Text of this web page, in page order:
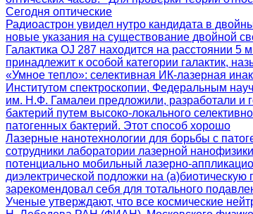
Сегодня оптические
Радиоастрон увидел нутро кандидата в
новые указания на существование двойной
Галактика OJ 287 находится на расстоянии
принадлежит к особой категории галактик,
«Умное тепло»: селективная ИК-лазерная
Институтом спектроскопии, Федеральным
им. Н.Ф. Гамалеи предложили, разработали и
бактерий путем высоко-локального
патогенных бактерий. Этот способ хорошо
Лазерные нанотехнологии для борьбы с
сотрудники лаборатории лазерной
потенциально мобильный лазерно-
диэлектрической подложки на
зарекомендовал себя для тотального
Ученые утверждают, что все космические